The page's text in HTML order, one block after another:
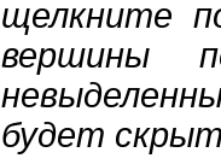
щелкните
вершины
будет